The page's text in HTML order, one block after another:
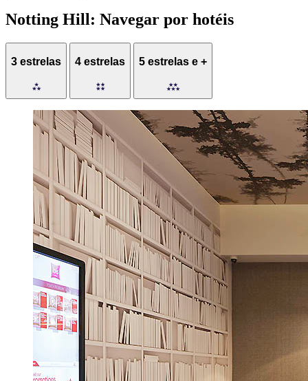
Notting Hill: Navegar por hotéis
3 estrelas 4 estrelas 5 estrelas e +